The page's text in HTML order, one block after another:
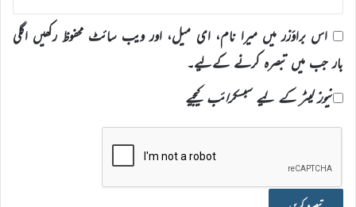
اس براؤزر میں میرا نام، ای میل، اور ویب سائٹ محفوظ رکھیں اگلی
بار جب میں تبصرہ کرنے کےلیے۔
نیوز لیٹر کے لیے سبسکرائب کیجیے